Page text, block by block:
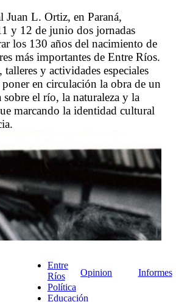
L. Ortiz, en Paraná,
y 12 de junio dos jornadas
los 130 años del nacimiento de
más importantes de Entre Ríos.
talleres y actividades especiales
en circulación la obra de un
el río, la naturaleza y la
marcando la identidad cultural
Entre
Ríos
Política
Educación
Opinion Informes